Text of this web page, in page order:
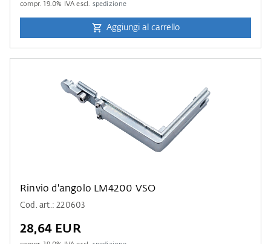
compr.19.0% IVA escl. spedizione
Aggiungi al carrello
Rinvio d'angolo LM4200 VSO
Cod. art.: 220603
28,64 EUR